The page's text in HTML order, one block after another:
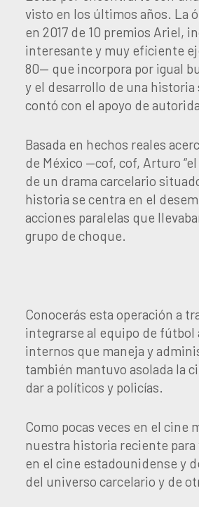
visto en los últimos años. La
en 2017 de 10 premios Ariel,
interesante y muy eficiente
80— que incorpora por igual
y el desarrollo de una
contó con el apoyo de
Basada en hechos reales
de México —cof, cof, Arturo
de un drama carcelario
historia se centra en el
acciones paralelas que
grupo de choque.
Conocerás esta operación a
integrarse al equipo de
internos que maneja y
también mantuvo asolada la
dar a políticos y policías.
Como pocas veces en el cine
nuestra historia reciente para
en el cine estadounidense y
del universo carcelario y de